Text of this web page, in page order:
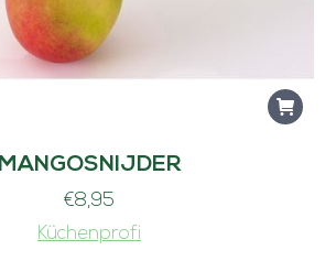
MANGOSNIJDER
€8,95
Küchenprofi